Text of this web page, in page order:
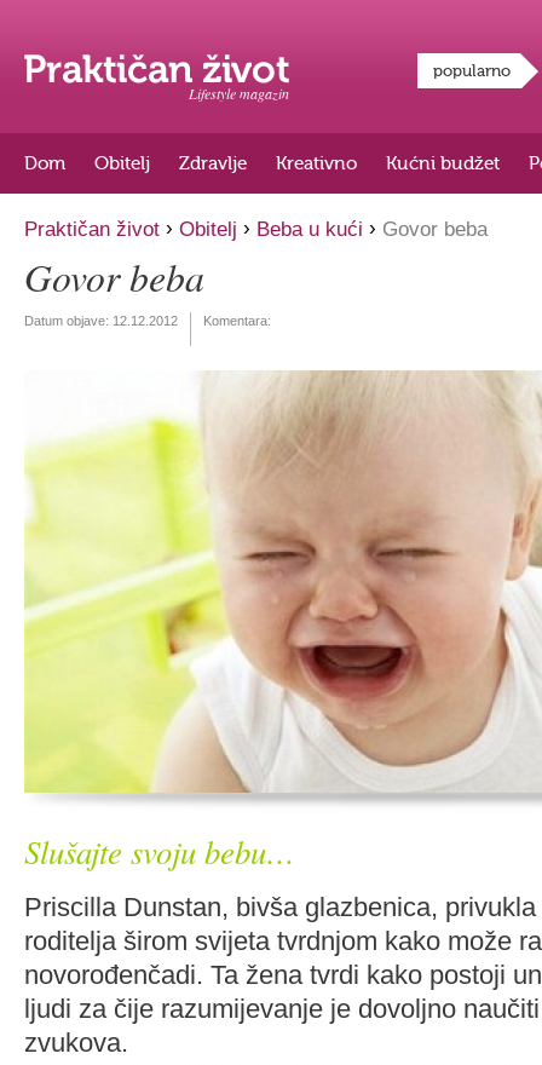
Lifestyle magazin
popularno
Dom Obitelj Zdravlje Kreativno Kućni budžet
Praktičan život › Obitelj › Beba u kući › Govor beba
Govor beba
Datum objave: 12.12.2012 Komentara:
Slušajte svoju bebu…
Priscilla Dunstan, bivša glazbenica,
roditelja širom svijeta tvrdnjom kako može
novorođenčadi. Ta žena tvrdi kako postoji
ljudi za čije razumijevanje je dovoljno
zvukova.